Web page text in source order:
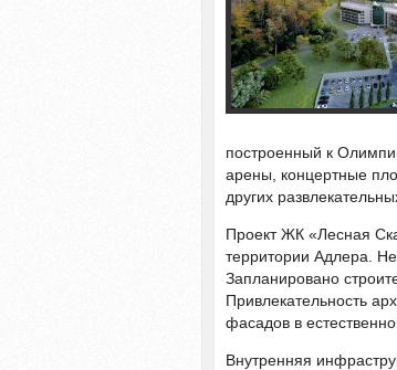
построенный к
арены, концертные
других
Проект ЖК «Лесная
территории Адлера.
Запланировано
Привлекательность
фасадов в
Внутренняя